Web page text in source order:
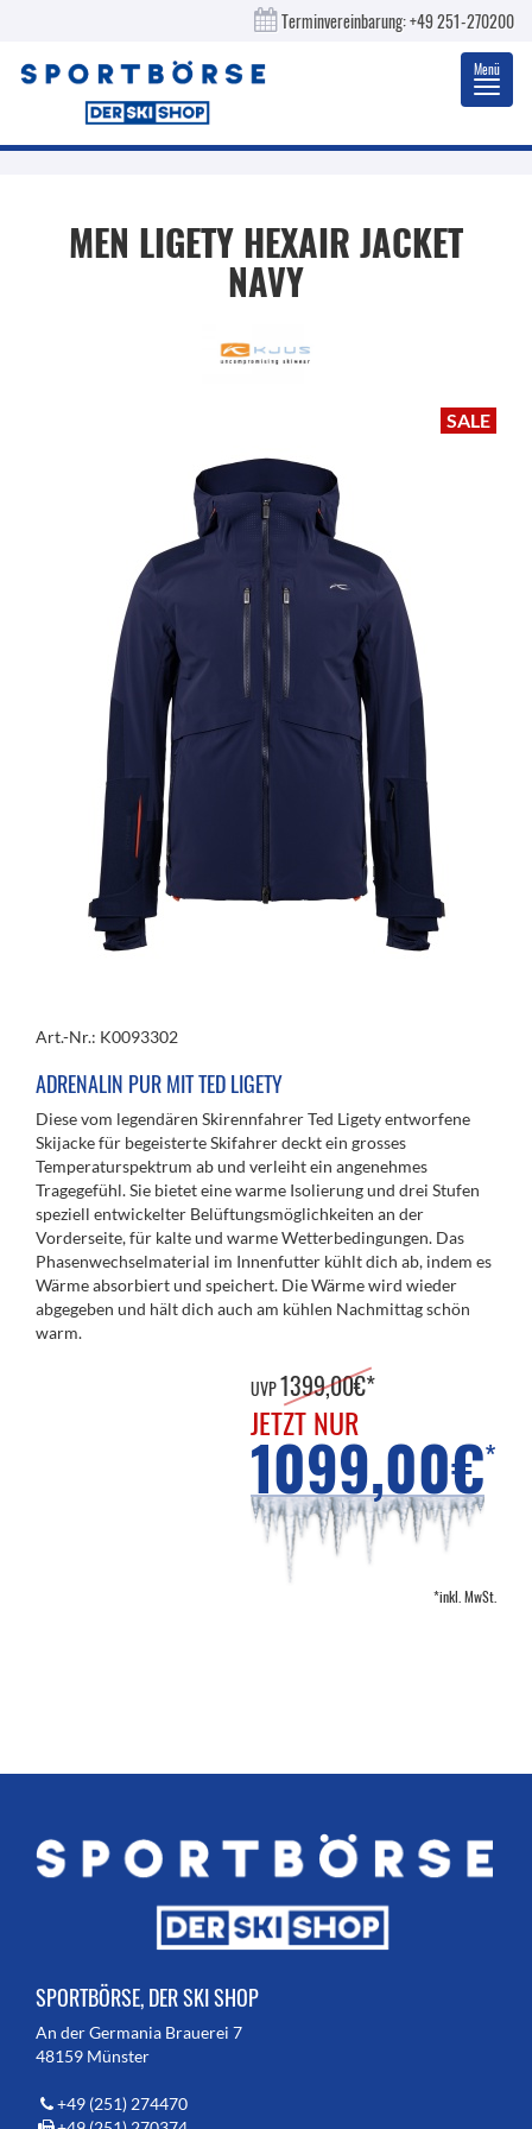
Terminvereinbarung:+49 251-270200
Menü
MEN LIGETY HEXAIR JACKET
NAVY
SALE
Art.-Nr.: K0093302
ADRENALIN PUR MIT TED LIGETY
Diese vom legendären Skirennfahrer Ted Ligety entworfene
Skijacke für begeisterte Skifahrer deckt ein grosses
Temperaturspektrum ab und verleiht ein angenehmes
Tragegefühl. Sie bietet eine warme Isolierung und drei Stufen
speziell entwickelter Belüftungsmöglichkeiten an der
Vorderseite, für kalte und warme Wetterbedingungen. Das
Phasenwechselmaterial im Innenfutter kühlt dich ab, indem es
Wärme absorbiert und speichert. Die Wärme wird wieder
abgegeben und hält dich auch am kühlen Nachmittag schön
warm.
UVP1399,00€*
JETZT NUR
1099,00€*
*inkl. MwSt.
SPORTBÖRSE, DER SKI SHOP
An der Germania Brauerei 7
48159 Münster
+49 (251) 274470